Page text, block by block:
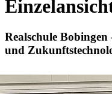
Realschule
und